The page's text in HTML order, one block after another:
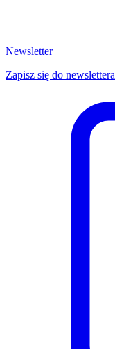
Newsletter
Zapisz się do newslettera